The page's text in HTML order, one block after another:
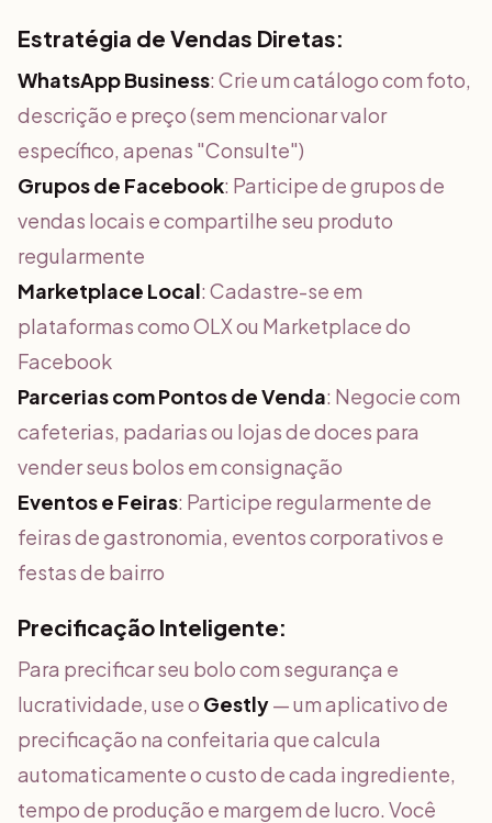
Estratégia de Vendas Diretas:
WhatsApp Business: Crie um catálogo com foto,
descrição e preço (sem mencionar valor
específico, apenas "Consulte")
Grupos de Facebook: Participe de grupos de
vendas locais e compartilhe seu produto
regularmente
Marketplace Local: Cadastre-se em
plataformas como OLX ou Marketplace do
Facebook
Parcerias com Pontos de Venda: Negocie com
cafeterias, padarias ou lojas de doces para
vender seus bolos em consignação
Eventos e Feiras: Participe regularmente de
feiras de gastronomia, eventos corporativos e
festas de bairro
Precificação Inteligente:
Para precificar seu bolo com segurança e
lucratividade, use o Gestly— um aplicativo de
precificação na confeitaria que calcula
automaticamente o custo de cada ingrediente,
tempo de produção e margem de lucro. Você